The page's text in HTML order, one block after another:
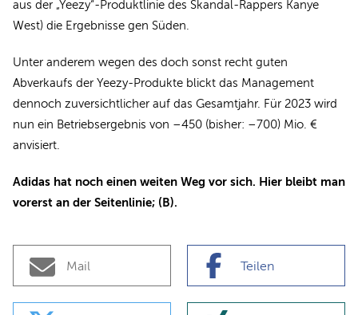
aus der „Yeezy“-Produktlinie des Skandal-Rappers Kanye
West) die Ergebnisse gen Süden.
Unter anderem wegen des doch sonst recht guten
Abverkaufs der Yeezy-Produkte blickt das Management
dennoch zuversichtlicher auf das Gesamtjahr. Für 2023 wird
nun ein Betriebsergebnis von –450 (bisher: –700) Mio. €
anvisiert.
Adidas hat noch einen weiten Weg vor sich. Hier bleibt man
vorerst an der Seitenlinie; (B).
Mail Teilen